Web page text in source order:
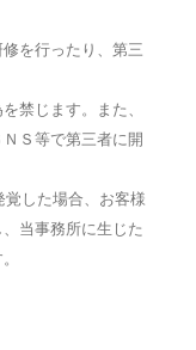
を行ったり、第三
禁じます。また、
Ｓ等で第三者に開
した場合、お客様
当事務所に生じた